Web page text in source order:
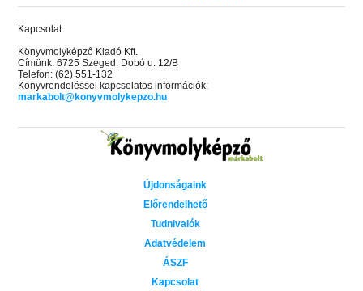
Kapcsolat
Könyvmolyképző Kiadó Kft.
Címünk: 6725 Szeged, Dobó u. 12/B
Telefon: (62) 551-132
Könyvrendeléssel kapcsolatos információk:
markabolt@konyvmolykepzo.hu
Újdonságaink
Előrendelhető
Tudnivalók
Adatvédelem
ÁSZF
Kapcsolat